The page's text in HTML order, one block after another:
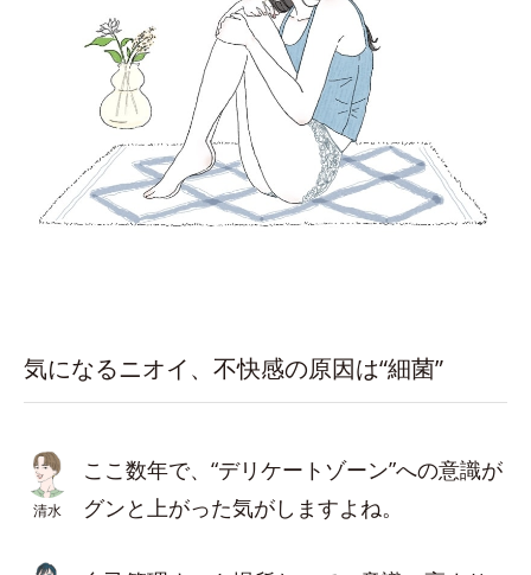
気になるニオイ、不快感の原因は“細菌”
清水
ここ数年で、“デリケートゾーン”への意識が
グンと上がった気がしますよね。